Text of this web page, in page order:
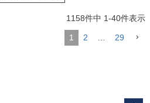
1158件中 1-40件表示
1 2 … 29